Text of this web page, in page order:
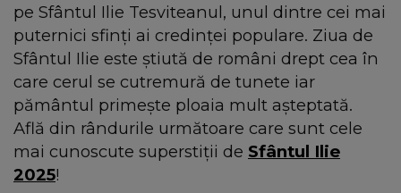
pe Sfântul Ilie Tesviteanul, unul dintre cei mai
puternici sfinți ai credinței populare. Ziua de
Sfântul Ilie este știută de români drept cea în
care cerul se cutremură de tunete iar
pământul primește ploaia mult așteptată.
Află din rândurile următoare care sunt cele
mai cunoscute superstiții de Sfântul Ilie
2025!